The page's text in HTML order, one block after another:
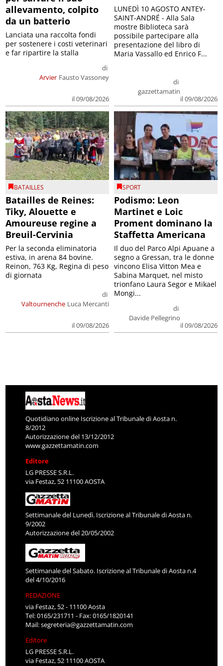
allevamento, colpito
da un batterio
Arvier
di
Fausto Vassoney
il 09/08/2026
Lanciata una raccolta fondi
per sostenere i costi veterinari
e far ripartire la stalla
di
gazzettamatin
il 09/08/2026
LUNEDÌ 10 AGOSTO ANTEY-
SAINT-ANDRÉ - Alla Sala
mostre Biblioteca sarà
possibile partecipare alla
presentazione del libro di
Maria Vassallo ed Enrico F...
BATAILLES
Batailles de Reines:
Tiky, Alouette e
Amoureuse regine a
Breuil-Cervinia
Valtournenche
di
Luca Mercanti
il 09/08/2026
Per la seconda eliminatoria
estiva, in arena 84 bovine.
Reinon, 763 Kg, Regina di peso
di giornata
SPORT
Podismo: Leon
Martinet e Loic
Proment dominano la
Staffetta Americana
di
Davide Pellegrino
il 09/08/2026
Il duo del Parco Alpi Apuane a
segno a Gressan, tra le donne
vincono Elisa Vitton Mea e
Sabina Marquet, nel misto
trionfano Laura Segor e Mikael
Mongi...
Quotidiano online Iscrizione al Tribunale di Aosta n.
8/2012
Autorizzazione del 13/12/2012
www.gazzettamatin.com
Editore
LG PRESSE S.R.L.
via Festaz, 52 11100 AOSTA
Settimanale del Lunedì. Iscrizione al Tribunale di Aosta n.
9/2002
Autorizzazione del 20/05/2002
Settimanale del Sabato. Iscrizione al Tribunale di Aosta n.4
del 4/10/2016
REDAZIONE
via Festaz, 52 - 11100 Aosta
Tel: 0165/231711 - Fax: 0165/1820141
Mail:segreteria@gazzettamatin.com
Editore
LG PRESSE S.R.L.
via Festaz, 52 11100 AOSTA